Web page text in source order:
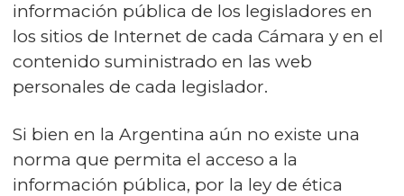
información pública de los legisladores en
los sitios de Internet de cada Cámara y en el
contenido suministrado en las web
personales de cada legislador.
Si bien en la Argentina aún no existe una
norma que permita el acceso a la
información pública, por la ley de ética